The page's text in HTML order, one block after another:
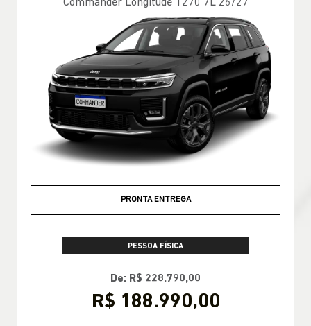
Commander Longitude T270 7L 26/27
PRONTA ENTREGA
PESSOA FÍSICA
De: R$ 228.790,00
R$ 188.990,00